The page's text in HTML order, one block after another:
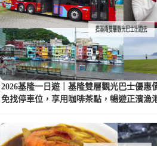
2026基隆一日遊｜基隆雙層觀光巴士優惠
免找停車位，享用咖啡茶點，暢遊正濱漁